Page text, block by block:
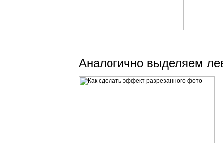
Аналогично выделяем